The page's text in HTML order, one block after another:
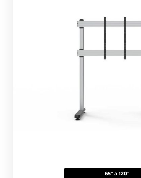
65" a 120"